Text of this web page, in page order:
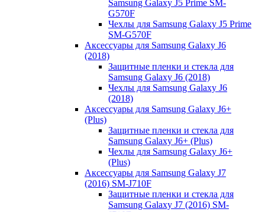
Samsung Galaxy J5 Prime SM-
G570F
Чехлы для Samsung Galaxy J5 Prime
SM-G570F
Аксессуары для Samsung Galaxy J6
(2018)
Защитные пленки и стекла для
Samsung Galaxy J6 (2018)
Чехлы для Samsung Galaxy J6
(2018)
Аксессуары для Samsung Galaxy J6+
(Plus)
Защитные пленки и стекла для
Samsung Galaxy J6+ (Plus)
Чехлы для Samsung Galaxy J6+
(Plus)
Аксессуары для Samsung Galaxy J7
(2016) SM-J710F
Защитные пленки и стекла для
Samsung Galaxy J7 (2016) SM-